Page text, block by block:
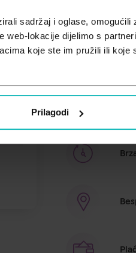
sadržaj i oglase,
web-lokacije dijelimo s
koje ste im pružili ili koje
Prilagodi
100% prirodni
pročišćavanju
dovoljno nježne
dječje zdravlje.
osvježenje i
vrtiće. Blag je,
- Želite pružiti što
jaslicama i